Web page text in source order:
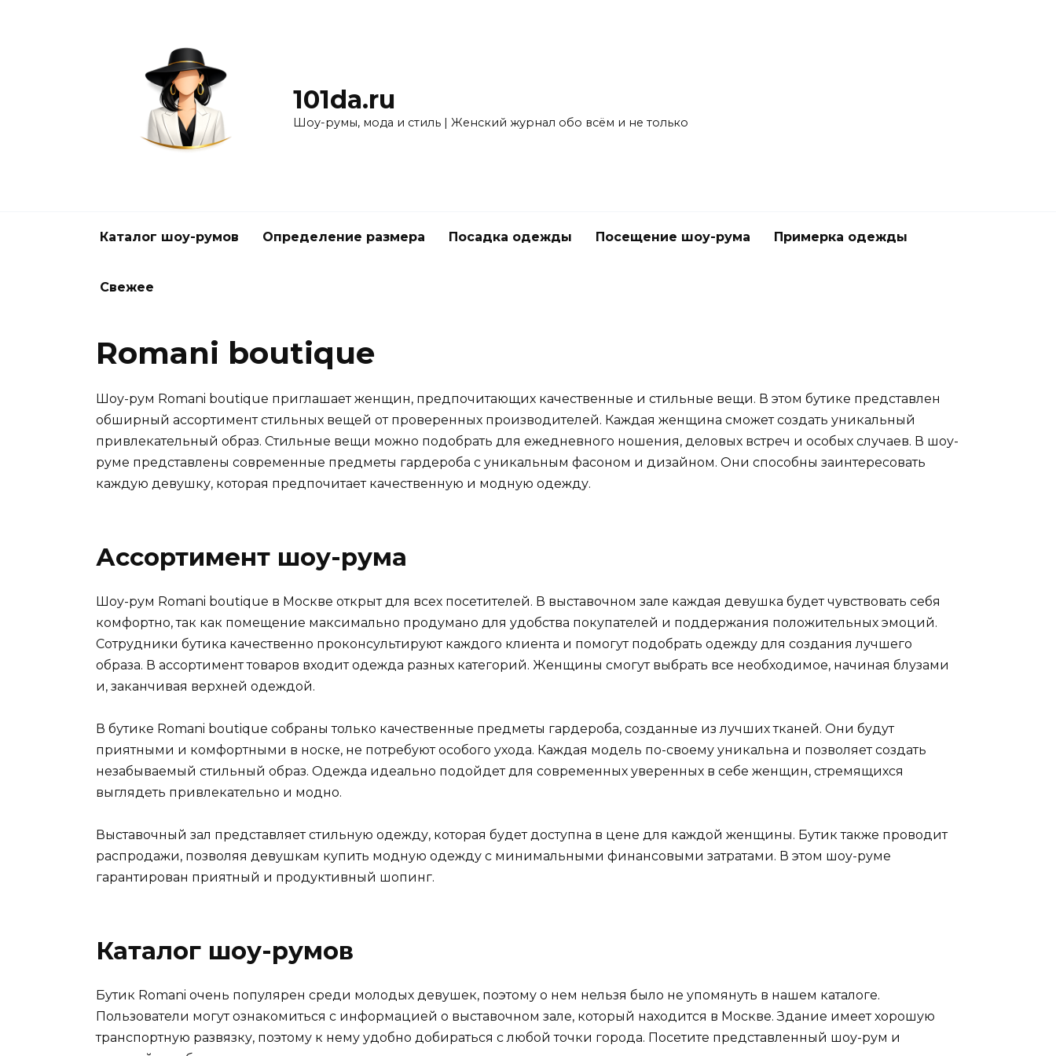
101da.ru
Шоу-румы, мода и стиль | Женский журнал обо всём и не только
Каталог шоу-румов Определение размера Посадка одежды Посещение шоу-рума Примерка одежды
Свежее
Romani boutique
Шоу-рум Romani boutique приглашает женщин, предпочитающих качественные и стильные вещи. В этом бутике представлен
обширный ассортимент стильных вещей от проверенных производителей. Каждая женщина сможет создать уникальный
привлекательный образ. Стильные вещи можно подобрать для ежедневного ношения, деловых встреч и особых случаев. В шоу-
руме представлены современные предметы гардероба с уникальным фасоном и дизайном. Они способны заинтересовать
каждую девушку, которая предпочитает качественную и модную одежду.
Ассортимент шоу-рума
Шоу-рум Romani boutique в Москве открыт для всех посетителей. В выставочном зале каждая девушка будет чувствовать себя
комфортно, так как помещение максимально продумано для удобства покупателей и поддержания положительных эмоций.
Сотрудники бутика качественно проконсультируют каждого клиента и помогут подобрать одежду для создания лучшего
образа. В ассортимент товаров входит одежда разных категорий. Женщины смогут выбрать все необходимое, начиная блузами
и, заканчивая верхней одеждой.
В бутике Romani boutique собраны только качественные предметы гардероба, созданные из лучших тканей. Они будут
приятными и комфортными в носке, не потребуют особого ухода. Каждая модель по-своему уникальна и позволяет создать
незабываемый стильный образ. Одежда идеально подойдет для современных уверенных в себе женщин, стремящихся
выглядеть привлекательно и модно.
Выставочный зал представляет стильную одежду, которая будет доступна в цене для каждой женщины. Бутик также проводит
распродажи, позволяя девушкам купить модную одежду с минимальными финансовыми затратами. В этом шоу-руме
гарантирован приятный и продуктивный шопинг.
Каталог шоу-румов
Бутик Romani очень популярен среди молодых девушек, поэтому о нем нельзя было не упомянуть в нашем каталоге.
Пользователи могут ознакомиться с информацией о выставочном зале, который находится в Москве. Здание имеет хорошую
транспортную развязку, поэтому к нему удобно добираться с любой точки города. Посетите представленный шоу-рум и